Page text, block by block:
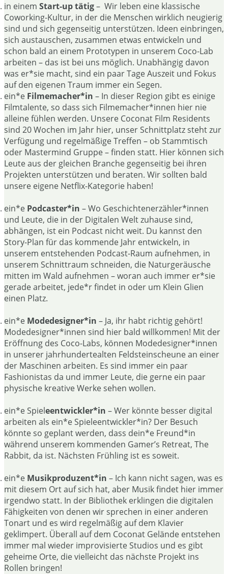
in einem Start-up tätig– Wir leben eine klassische
Coworking-Kultur, in der die Menschen wirklich neugierig
sind und sich gegenseitig unterstützen. Ideen einbringen,
sich austauschen, zusammen etwas entwickeln und
schon bald an einem Prototypen in unserem Coco-Lab
arbeiten – das ist bei uns möglich. Unabhängig davon
was er*sie macht, sind ein paar Tage Auszeit und Fokus
auf den eigenen Traum immer ein Segen.
ein*e Filmemacher*in – In dieser Region gibt es einige
Filmtalente, so dass sich Filmemacher*innen hier nie
alleine fühlen werden. Unsere Coconat Film Residents
sind 20 Wochen im Jahr hier, unser Schnittplatz steht zur
Verfügung und regelmäßige Treffen – ob Stammtisch
oder Mastermind Gruppe – finden statt. Hier können sich
Leute aus der gleichen Branche gegenseitig bei ihren
Projekten unterstützen und beraten. Wir sollten bald
unsere eigene Netflix-Kategorie haben!
ein*e Podcaster*in – Wo Geschichtenerzähler*innen
und Leute, die in der Digitalen Welt zuhause sind,
abhängen, ist ein Podcast nicht weit. Du kannst den
Story-Plan für das kommende Jahr entwickeln, in
unserem entstehenden Podcast-Raum aufnehmen, in
unserem Schnittraum schneiden, die Naturgeräusche
mitten im Wald aufnehmen – woran auch immer er*sie
gerade arbeitet, jede*r findet in oder um Klein Glien
einen Platz.
ein*e Modedesigner*in – Ja, ihr habt richtig gehört!
Modedesigner*innen sind hier bald willkommen! Mit der
Eröffnung des Coco-Labs, können Modedesigner*innen
in unserer jahrhundertealten Feldsteinscheune an einer
der Maschinen arbeiten. Es sind immer ein paar
Fashionistas da und immer Leute, die gerne ein paar
physische kreative Werke sehen wollen.
ein*e Spieleentwickler*in – Wer könnte besser digital
arbeiten als ein*e Spieleentwickler*in? Der Besuch
könnte so geplant werden, dass dein*e Freund*in
während unserem kommenden Gamer’s Retreat, The
Rabbit, da ist. Nächsten Frühling ist es soweit.
ein*e Musikproduzent*in – Ich kann nicht sagen, was es
mit diesem Ort auf sich hat, aber Musik findet hier immer
irgendwo statt. In der Bibliothek erklingen die digitalen
Fähigkeiten von denen wir sprechen in einer anderen
Tonart und es wird regelmäßig auf dem Klavier
geklimpert. Überall auf dem Coconat Gelände entstehen
immer mal wieder improvisierte Studios und es gibt
geheime Orte, die vielleicht das nächste Projekt ins
Rollen bringen!